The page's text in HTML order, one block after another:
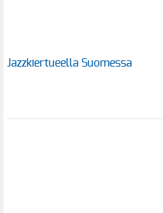
Jazzkiertueella Suomessa